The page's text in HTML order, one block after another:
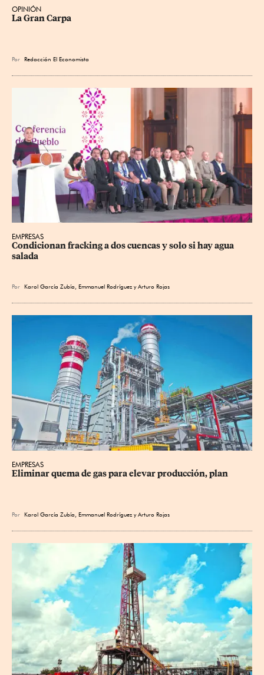
OPINIÓN
La Gran Carpa
Por Redacción El Economista
EMPRESAS
Condicionan fracking a dos cuencas y solo si hay agua
salada
Por Karol García Zubía Emmanuel Rodríguez yArturo Rojas
EMPRESAS
Eliminar quema de gas para elevar producción, plan
Por Karol García Zubía Emmanuel Rodríguez yArturo Rojas